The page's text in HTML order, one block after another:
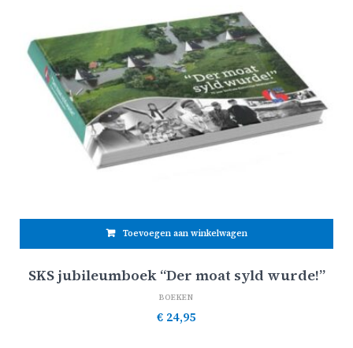
Toevoegen aan winkelwagen
SKS jubileumboek “Der moat syld wurde!”
BOEKEN
€ 24,95